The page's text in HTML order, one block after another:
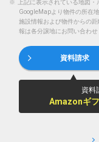
※
上記に表示されている地図
GoogleMapより物件の所在
施設情報および物件からの
報は各分譲地にお問い合わせ
資料請求
資料
Amazonギ